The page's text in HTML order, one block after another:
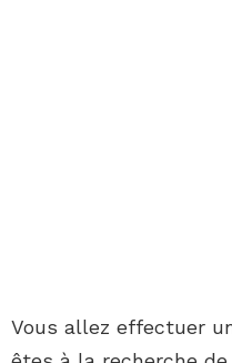
Vous allez effectuer